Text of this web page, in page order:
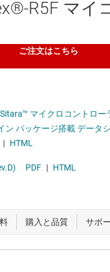
R5F マイ
ご注文はこちら
マイクロコントロー
ン パッケージ搭載 データ
| HTML
PDF | HTML